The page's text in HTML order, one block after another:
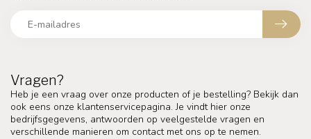
Vragen?
Heb je een vraag over onze producten of je bestelling? Bekijk dan
ook eens onze klantenservicepagina. Je vindt hier onze
bedrijfsgegevens, antwoorden op veelgestelde vragen en
verschillende manieren om contact met ons op te nemen.